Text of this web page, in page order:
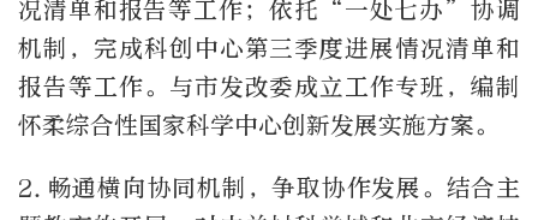
况清单和报告等工作；依托“一处七办”协调
机制，完成科创中心第三季度进展情况清单和
报告等工作。与市发改委成立工作专班，编制
怀柔综合性国家科学中心创新发展实施方案。
2. 畅通横向协同机制，争取协作发展。结合主